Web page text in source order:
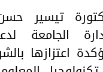
تيسير
الجامعة
اعتزازها